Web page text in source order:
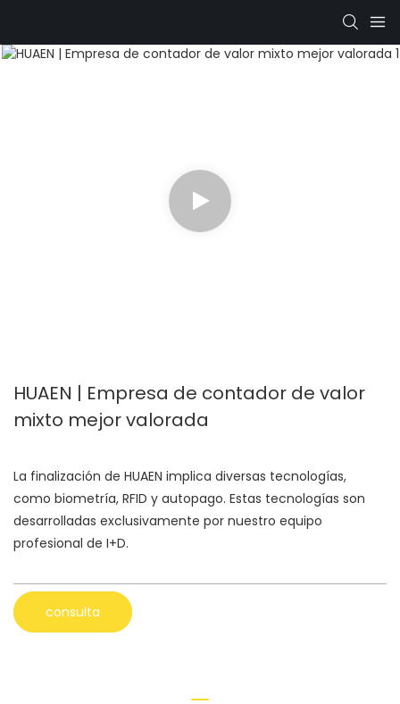
HUAEN | Empresa de contador de valor
mixto mejor valorada
La finalización de HUAEN implica diversas tecnologías,
como biometría, RFID y autopago. Estas tecnologías son
desarrolladas exclusivamente por nuestro equipo
profesional de I+D.
consulta